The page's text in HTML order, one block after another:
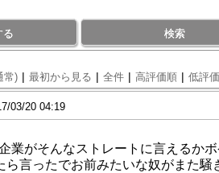
る 検索
常) | 最初から見る | 全件 | 高評価順 | 低評
03/20 04:19
業がそんなストレートに言えるかボ
ら言ったでお前みたいな奴がまた騒